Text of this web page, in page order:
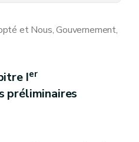
administratives
applicables sur le domaine public régional des voies hydrauliques
d'office
et Nous, Gouvernement,
Ier
préliminaires